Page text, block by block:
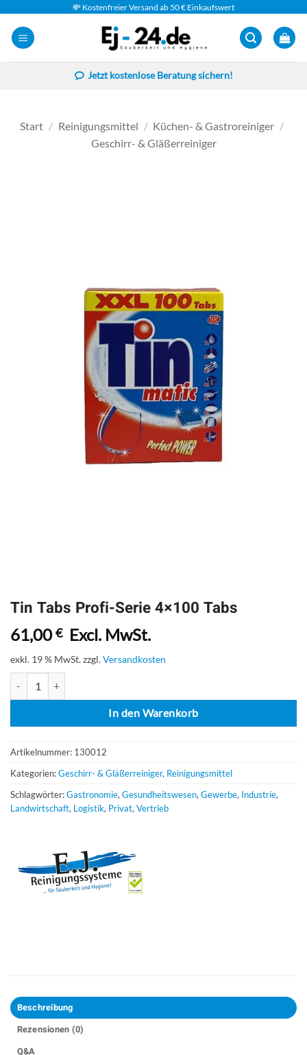
Inhalt
springen
💸 Kostenfreier Versand ab 50 € Einkaufswert
Jetzt kostenlose Beratung sichern!
Start / Reinigungsmittel / Küchen- & Gastroreiniger /
Geschirr- & Gläßerreiniger
Tin Tabs Profi-Serie 4×100 Tabs
61,00€ Excl. MwSt.
exkl. 19 % MwSt.zzgl.Versandkosten
In den Warenkorb
Artikelnummer: 130012
Kategorien:Geschirr- & Gläßerreiniger, Reinigungsmittel
Schlagwörter:Gastronomie, Gesundheitswesen, Gewerbe, Industrie,
Landwirtschaft, Logistik, Privat, Vertrieb
Beschreibung
Rezensionen (0)
Q&A